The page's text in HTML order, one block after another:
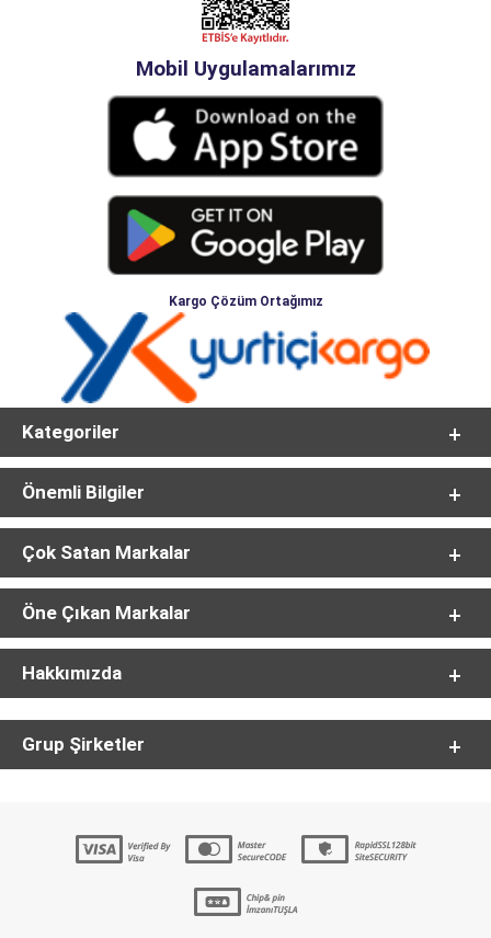
Mobil Uygulamalarımız
Kargo Çözüm Ortağımız
Kategoriler
Önemli Bilgiler
Çok Satan Markalar
Öne Çıkan Markalar
Hakkımızda
Grup Şirketler